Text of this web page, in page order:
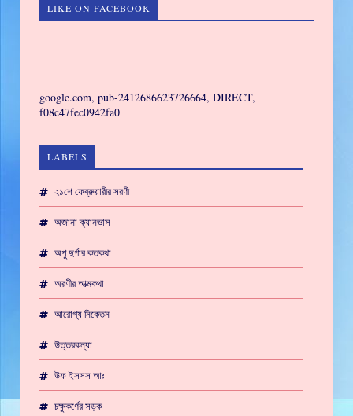
LIKE ON FACEBOOK
google.com, pub-2412686623726664, DIRECT,
f08c47fec0942fa0
LABELS
২১শে ফেব্রুয়ারীর সরণী
অজানা ক্যানভাস
অপু দুর্গার কতকথা
অরণীর আত্মকথা
আরোগ্য নিকেতন
উত্তরকন্যা
উফ ইসসস আঃ
চক্ষুকর্ণের সড়ক